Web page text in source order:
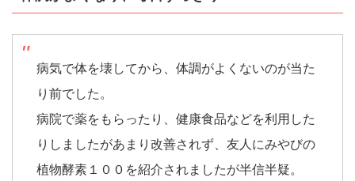
病気で体を壊してから、体調がよくないのが当た
り前でした。
病院で薬をもらったり、健康食品などを利用した
りしましたがあまり改善されず、友人にみやびの
植物酵素１００を紹介されましたが半信半疑。